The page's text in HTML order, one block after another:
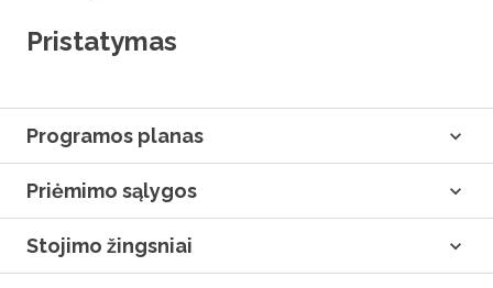
Pristatymas
Programos planas
Priėmimo sąlygos
Stojimo žingsniai